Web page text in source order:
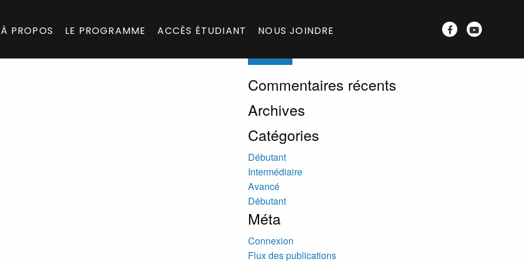
À PROPOS LE PROGRAMME ACCÈS ÉTUDIANT NOUS JOINDRE
for:
Commentaires récents
Archives
Catégories
Débutant
Intermédiaire
Avancé
Débutant
Méta
Connexion
Flux des publications